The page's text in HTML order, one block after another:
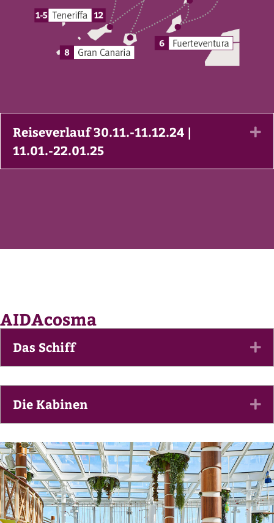
Reiseverlauf 30.11.-11.12.24 |
11.01.-22.01.25
AIDAcosma
Das Schiff
Die Kabinen